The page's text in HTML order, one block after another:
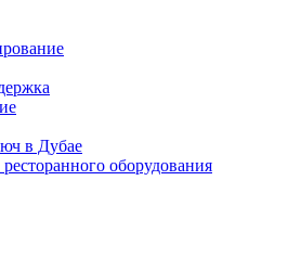
в Дубае
оборудования